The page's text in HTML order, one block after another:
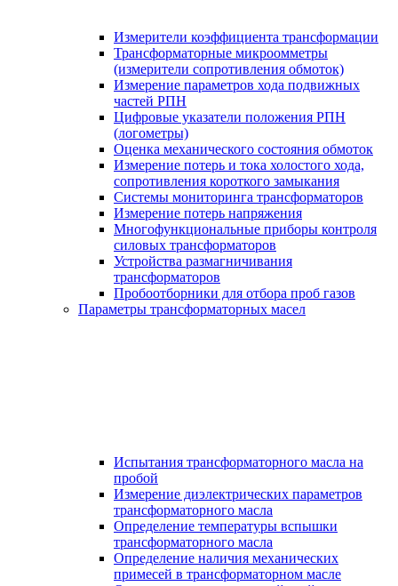
Измерители коэффициента трансформации
Трансформаторные микроомметры
(измерители сопротивления обмоток)
Измерение параметров хода подвижных
частей РПН
Цифровые указатели положения РПН
(логометры)
Оценка механического состояния обмоток
Измерение потерь и тока холостого хода,
сопротивления короткого замыкания
Системы мониторинга трансформаторов
Измерение потерь напряжения
Многофункциональные приборы контроля
силовых трансформаторов
Устройства размагничивания
трансформаторов
Пробоотборники для отбора проб газов
Параметры трансформаторных масел
Испытания трансформаторного масла на
пробой
Измерение диэлектрических параметров
трансформаторного масла
Определение температуры вспышки
трансформаторного масла
Определение наличия механических
примесей в трансформаторном масле